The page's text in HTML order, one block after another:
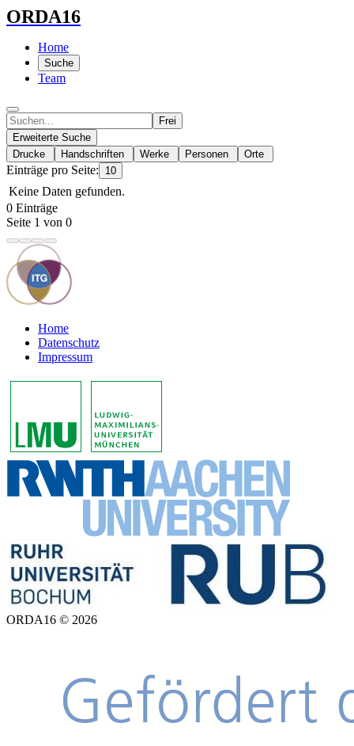
ORDA16
Home
Suche
Team
Frei
Erweiterte Suche
Drucke
Handschriften Werke Personen Orte
Einträge pro Seite: 10
Keine Daten gefunden.
0 Einträge
Seite 1 von 0
Home
Datenschutz
Impressum
ORDA16 © 2026